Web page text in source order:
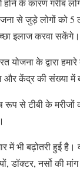
के कारण गरीब
से जुड़े लोगों को 5
इलाज करवा सकेंगे।
योजना के द्वारा
केंद्र की संख्या में
से टीबी के मरीजों
में भी बढ़ोतरी हुई
डॉक्टर, नर्सो की